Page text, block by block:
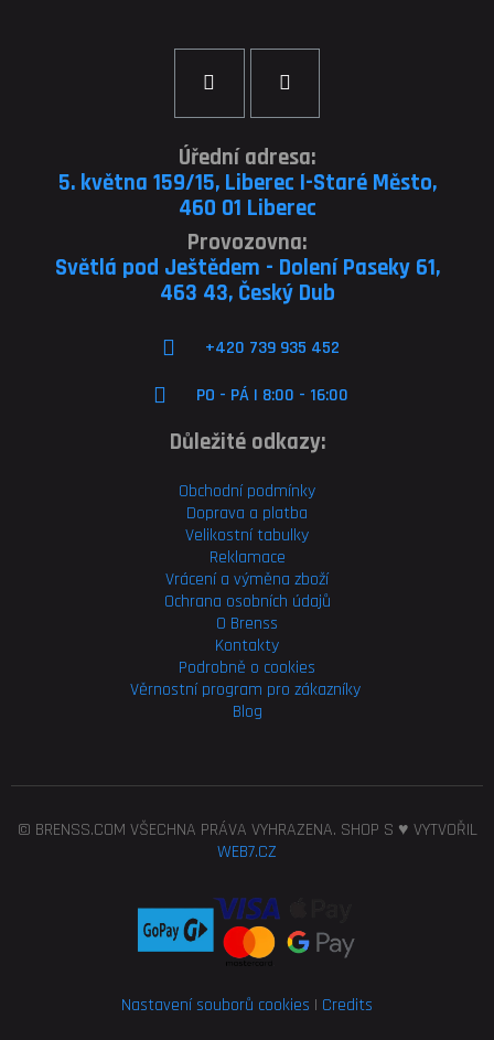
Úřední adresa:
5. května 159/15, Liberec I-Staré Město,
460 01 Liberec
Provozovna:
Světlá pod Ještědem - Dolení Paseky 61,
463 43, Český Dub
+420 739 935 452
PO - PÁ | 8:00 - 16:00
Důležité odkazy:
Obchodní podmínky
Doprava a platba
Velikostní tabulky
Reklamace
Vrácení a výměna zboží
Ochrana osobních údajů
O Brenss
Kontakty
Podrobně o cookies
Věrnostní program pro zákazníky
Blog
© BRENSS.COM VŠECHNA PRÁVA VYHRAZENA. SHOP S ♥ VYTVOŘIL
WEB7.CZ
Nastavení souborů cookies | Credits